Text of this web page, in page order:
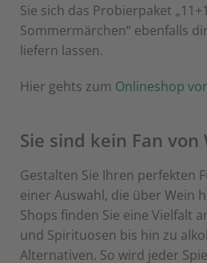
Sie sich das Probierpaket
Sommermärchen“ ebenfalls
liefern lassen.
Hier gehts zum Onlineshop
Sie sind kein Fan von
Gestalten Sie Ihren perfekten
einer Auswahl, die über Wein
Shops finden Sie eine Vielfalt
und Spirituosen bis hin zu
Alternativen. So wird jeder